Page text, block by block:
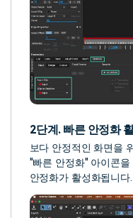
2단계. 빠른 안정화
보다 안정적인 화면을
"빠른 안정화" 아이콘
안정화가 활성화됩니다.